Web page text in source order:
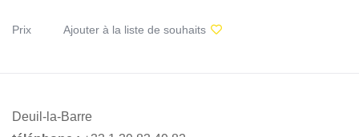
Prix Ajouter à la liste de souhaits
Deuil-la-Barre